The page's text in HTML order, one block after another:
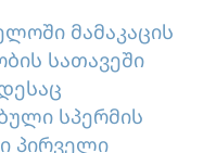
მამაკაცის
სათავეში
სპერმის
პირველი